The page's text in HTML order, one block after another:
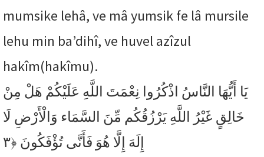
mumsike lehâ, ve mâ yumsik fe lâ mursile
lehu min ba’dihî, ve huvel azîzul
hakîm(hakîmu).
يَا أَيُّهَا النَّاسُ اذْكُرُوا نِعْمَتَ اللَّهِ عَلَيْكُمْ هَلْ مِنْ
خَالِقٍ غَيْرُ اللَّهِ يَرْزُقُكُم مِّنَ السَّمَاء وَالْأَرْضِ لَا
إِلَهَ إِلَّا هُوَ فَأَنَّى تُؤْفَكُونَ ﴿٣